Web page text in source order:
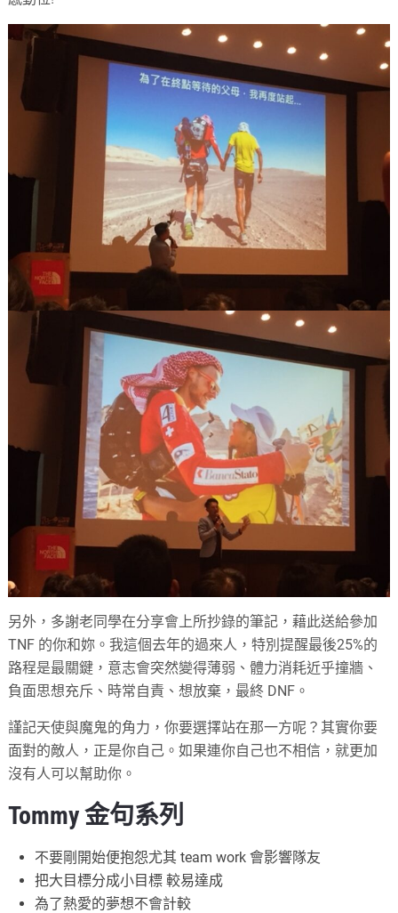
另外，多謝老同學在分享會上所抄錄的筆記，藉此送給參加
TNF 的你和妳。我這個去年的過來人，特別提醒最後25%的
路程是最關鍵，意志會突然變得薄弱、體力消耗近乎撞牆、
負面思想充斥、時常自責、想放棄，最終 DNF。
謹記天使與魔鬼的角力，你要選擇站在那一方呢？其實你要
面對的敵人，正是你自己。如果連你自己也不相信，就更加
沒有人可以幫助你。
Tommy 金句系列
不要剛開始便抱怨尤其 team work 會影響隊友
把大目標分成小目標 較易達成
為了熱愛的夢想不會計較